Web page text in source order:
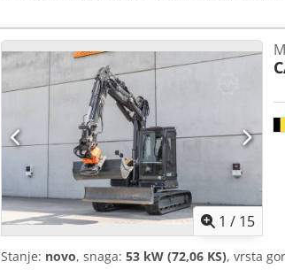
1 / 15
Stanje: novo, snaga: 53 kW (72,06 KS), vrsta